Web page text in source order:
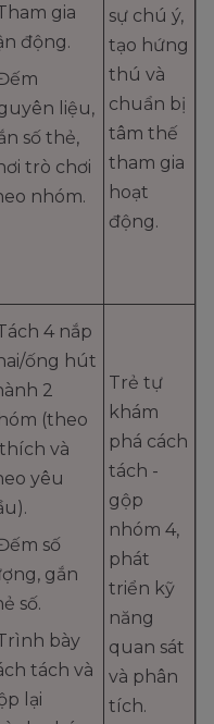
gia
động.
liệu,
số thẻ,
trò chơi
nhóm.
sự chú ý,
tạo hứng
thú và
chuẩn bị
tâm thế
tham gia
hoạt
động.
4 nắp
ống hút
2
(theo
và
yêu
số
gắn
số.
bày
tách và
lại
Trẻ tự
khám
phá cách
tách -
gộp
nhóm 4,
phát
triển kỹ
năng
quan sát
và phân
tích.